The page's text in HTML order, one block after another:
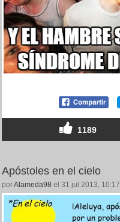
1189
Apóstoles en el cielo
porAlameda98 el 31 jul 2013, 10:17